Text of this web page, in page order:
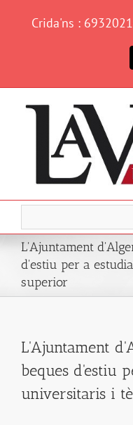
Crida'ns :
L'Ajuntament
d'estiu per a
superior
L'Ajuntament
beques d'estiu
universitaris i